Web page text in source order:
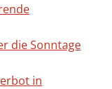
die Sonntage
in